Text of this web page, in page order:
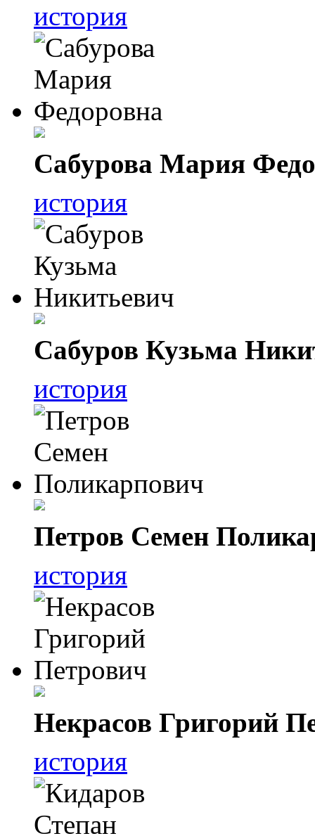
история
Сабурова Мария
история
Сабуров Кузьма
история
Петров Семен
история
Некрасов Григорий
история